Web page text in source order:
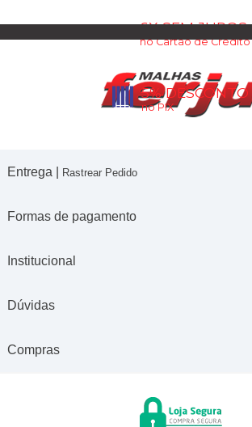
6X SEM JUROS
no Cartão de Crédito
5% DESCONTO
no PIX
Entrega | Rastrear Pedido
Formas de pagamento
Institucional
Dúvidas
Compras